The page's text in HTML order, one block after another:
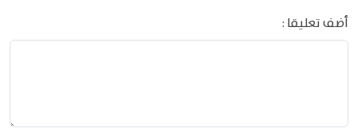
أضف تعليقا :